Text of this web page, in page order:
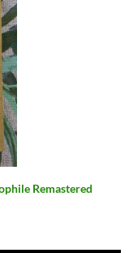
Remastered